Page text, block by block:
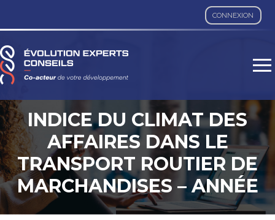
CONNEXION
Aller
au
INDICE DU CLIMAT DES
AFFAIRES DANS LE
TRANSPORT ROUTIER DE
MARCHANDISES – ANNÉE
2023